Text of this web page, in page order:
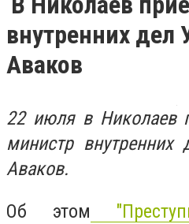
внутренних дел
Аваков
22 июля в Николаев
министр
Аваков.
Об этом